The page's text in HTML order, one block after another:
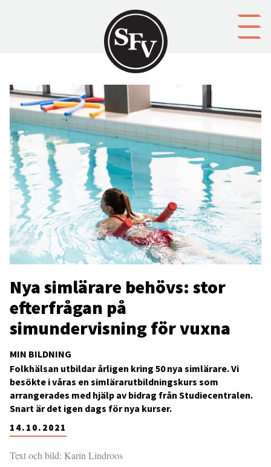
MIN BILDNING
Nya simlärare behövs: stor
efterfrågan på
simundervisning för vuxna
14.10.2021
Folkhälsan utbildar årligen kring 50 nya simlärare. Vi
besökte i våras en simlärarutbildningskurs som
arrangerades med hjälp av bidrag från Studiecentralen.
Snart är det igen dags för nya kurser.
Text och bild: Karin Lindroos